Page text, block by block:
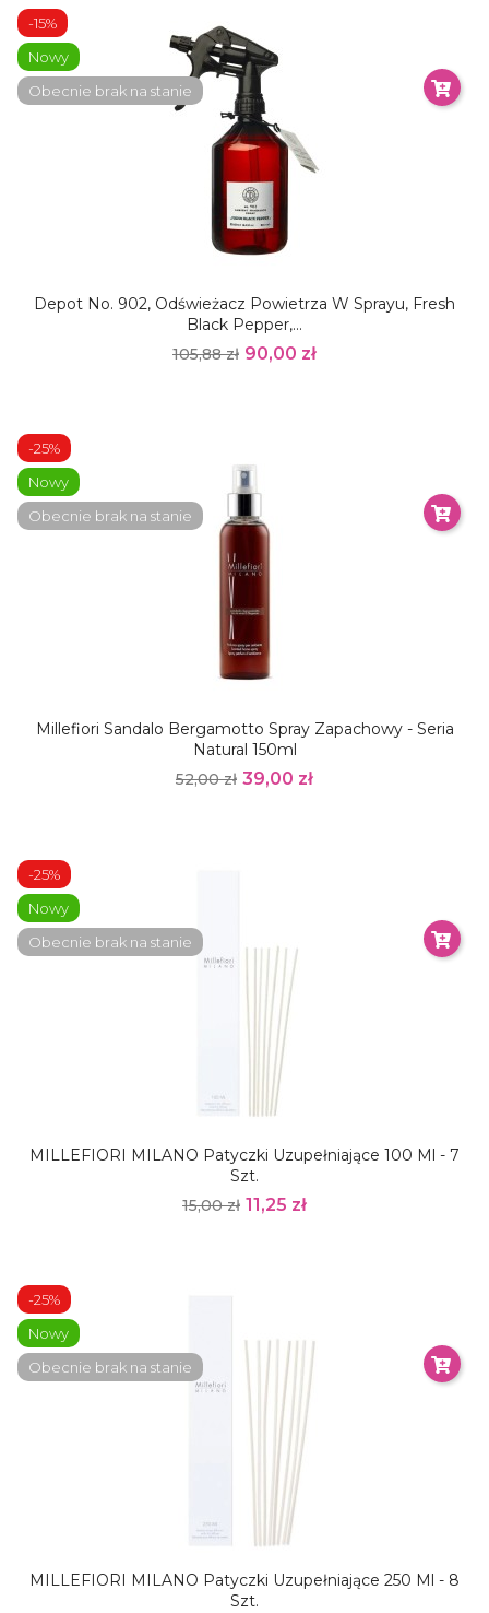
Depot No. 902, Odświeżacz Powietrza W Sprayu, Fresh
Black Pepper,...
105,88 zł 90,00 zł
-15%
Nowy
Obecnie brak na stanie
Millefiori Sandalo Bergamotto Spray Zapachowy - Seria
Natural 150ml
52,00 zł 39,00 zł
-25%
Nowy
Obecnie brak na stanie
MILLEFIORI MILANO Patyczki Uzupełniające 100 Ml - 7
Szt.
15,00 zł 11,25 zł
-25%
Nowy
Obecnie brak na stanie
MILLEFIORI MILANO Patyczki Uzupełniające 250 Ml - 8
Szt.
-25%
Nowy
Obecnie brak na stanie